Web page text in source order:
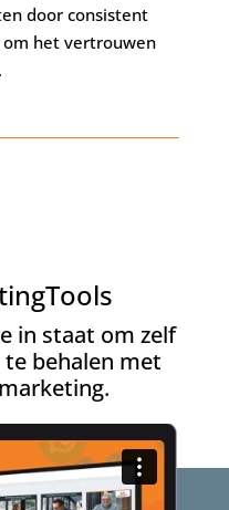
door consistent
het vertrouwen
in staat om zelf
behalen met